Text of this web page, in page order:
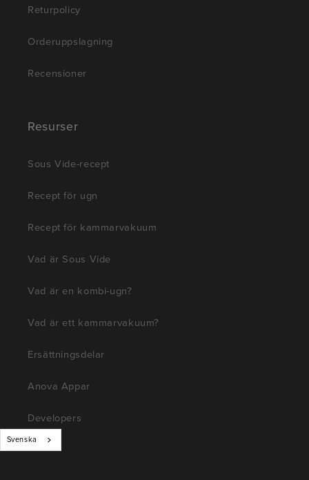
Returpolicy
Orderuppslagning
Recensioner
Resurser
Sous Vide-recept
Recept för ugn
Recept för kammarvakuum
Vad är Sous Vide
Vad är en kombi-ugn?
Vad är ett kammarvakuum?
Ersättningsdelar
Anova Appar
Developers
Svenska